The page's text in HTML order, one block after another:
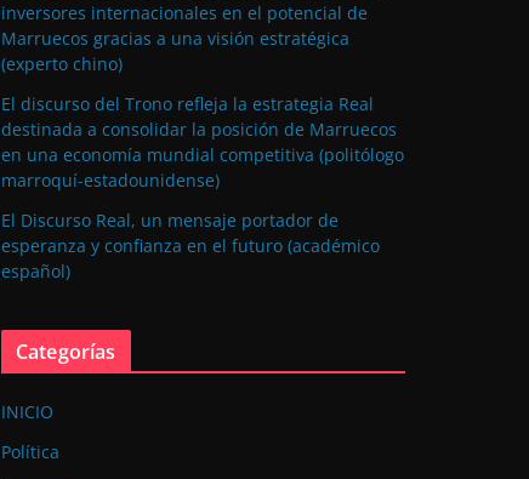
inversores internacionales en el potencial de
Marruecos gracias a una visión estratégica
(experto chino)
El discurso del Trono refleja la estrategia Real
destinada a consolidar la posición de Marruecos
en una economía mundial competitiva (politólogo
marroquí-estadounidense)
El Discurso Real, un mensaje portador de
esperanza y confianza en el futuro (académico
español)
Categorías
INICIO
Política